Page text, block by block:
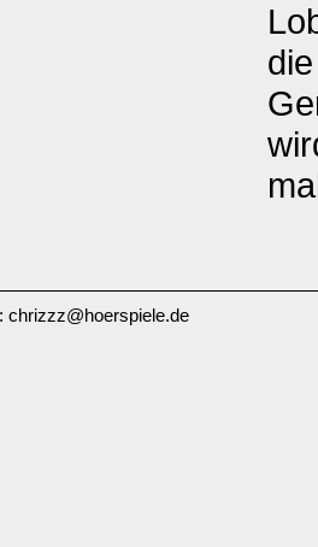
chrizzz@hoerspiele.de